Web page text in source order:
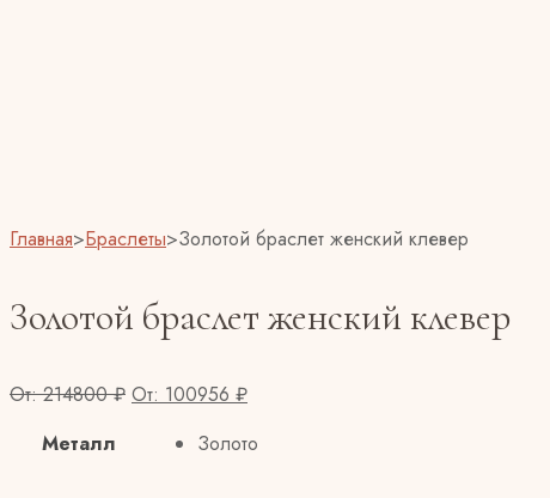
Главная>Браслеты>Золотой браслет женский клевер
Золотой браслет женский клевер
От:214800₽ От: 100956 ₽
Металл
Золото